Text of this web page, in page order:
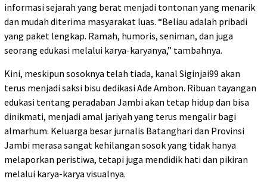
informasi sejarah yang berat menjadi tontonan yang menarik
dan mudah diterima masyarakat luas. “Beliau adalah pribadi
yang paket lengkap. Ramah, humoris, seniman, dan juga
seorang edukasi melalui karya-karyanya,” tambahnya.
Kini, meskipun sosoknya telah tiada, kanal Siginjai99 akan
terus menjadi saksi bisu dedikasi Ade Ambon. Ribuan tayangan
edukasi tentang peradaban Jambi akan tetap hidup dan bisa
dinikmati, menjadi amal jariyah yang terus mengalir bagi
almarhum. Keluarga besar jurnalis Batanghari dan Provinsi
Jambi merasa sangat kehilangan sosok yang tidak hanya
melaporkan peristiwa, tetapi juga mendidik hati dan pikiran
melalui karya-karya visualnya.